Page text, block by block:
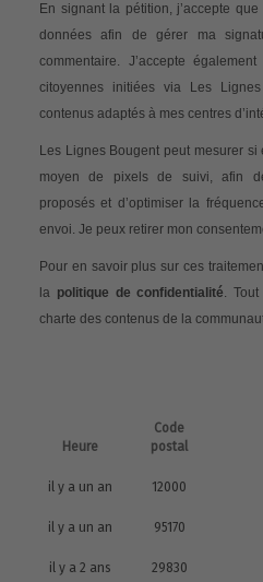
En signant la pétition, j’accepte
données afin de gérer ma
commentaire. J’accepte
citoyennes initiées via Les
contenus adaptés à mes centres
Les Lignes Bougent peut mesurer si
moyen de pixels de suivi, afin
proposés et d’optimiser la
envoi. Je peux retirer mon
Pour en savoir plus sur ces
la politique de confidentialité.
charte des contenus de la
Heure
Code
postal
il y a un an 12000
il y a un an 95170
il y a 2 ans 29830